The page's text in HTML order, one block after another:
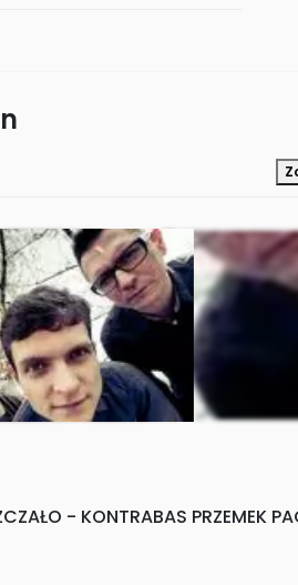
- KONTRABAS PRZEMEK